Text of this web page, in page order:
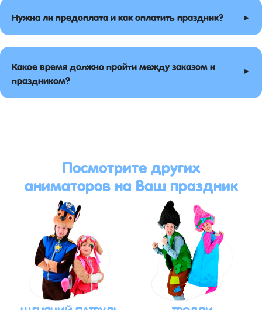
Нужна ли предоплата и как оплатить праздник? ▸
Какое время должно пройти между заказом и
праздником?
▸
Посмотрите других
аниматоров на Ваш праздник